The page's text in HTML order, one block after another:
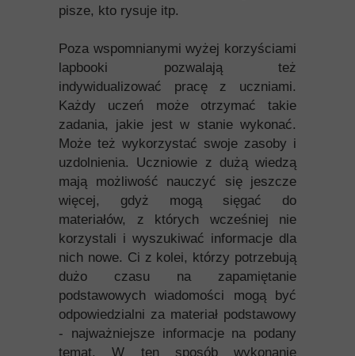
pisze, kto rysuje itp.
Poza wspomnianymi wyżej korzyściami
lapbooki pozwalają też
indywidualizować pracę z uczniami.
Każdy uczeń może otrzymać takie
zadania, jakie jest w stanie wykonać.
Może też wykorzystać swoje zasoby i
uzdolnienia. Uczniowie z dużą wiedzą
mają możliwość nauczyć się jeszcze
więcej, gdyż mogą sięgać do
materiałów, z których wcześniej nie
korzystali i wyszukiwać informacje dla
nich nowe. Ci z kolei, którzy potrzebują
dużo czasu na zapamiętanie
podstawowych wiadomości mogą być
odpowiedzialni za materiał podstawowy
- najważniejsze informacje na podany
temat. W ten sposób wykonanie